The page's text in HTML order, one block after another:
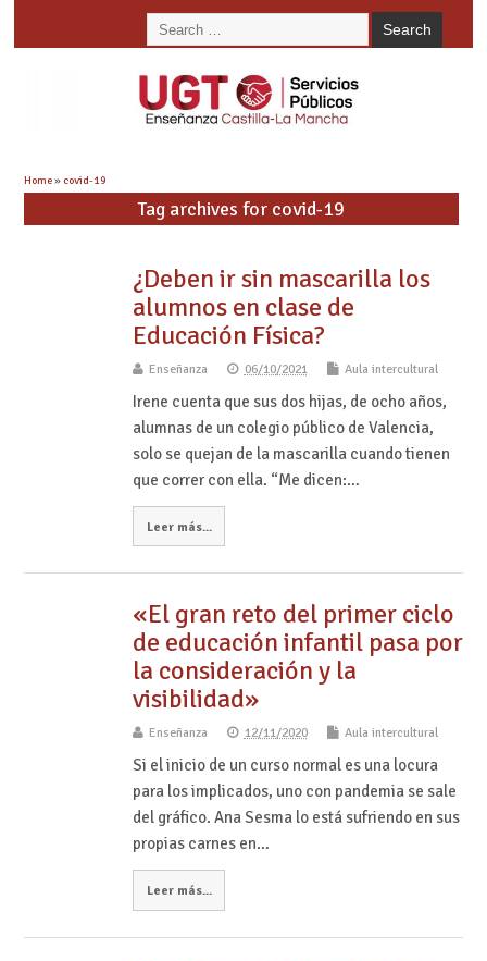
Home» covid-19
Tag archives for covid-19
¿Deben ir sin mascarilla los
alumnos en clase de
Educación Física?
Enseñanza 06/10/2021 Aula intercultural
Irene cuenta que sus dos hijas, de ocho años,
alumnas de un colegio público de Valencia,
solo se quejan de la mascarilla cuando tienen
que correr con ella. “Me dicen:…
Leer más...
«El gran reto del primer ciclo
de educación infantil pasa por
la consideración y la
visibilidad»
Enseñanza 12/11/2020 Aula intercultural
Si el inicio de un curso normal es una locura
para los implicados, uno con pandemia se sale
del gráfico. Ana Sesma lo está sufriendo en sus
propias carnes en…
Leer más...